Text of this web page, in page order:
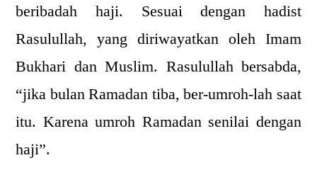
beribadah haji. Sesuai dengan hadist
Rasulullah, yang diriwayatkan oleh Imam
Bukhari dan Muslim. Rasulullah bersabda,
“jika bulan Ramadan tiba, ber-umroh-lah saat
itu. Karena umroh Ramadan senilai dengan
haji”.